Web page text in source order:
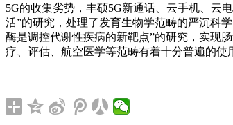
5G的收集劣势，丰硕5G新通话、云手机、云
活”的研究，处理了发育生物学范畴的严沉科
酶是调控代谢性疾病的新靶点”的研究，实现
疗、评估、航空医学等范畴有着十分普遍的使